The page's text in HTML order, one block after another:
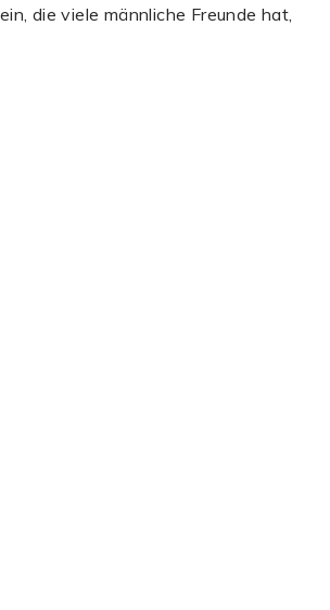
die viele männliche Freunde hat,